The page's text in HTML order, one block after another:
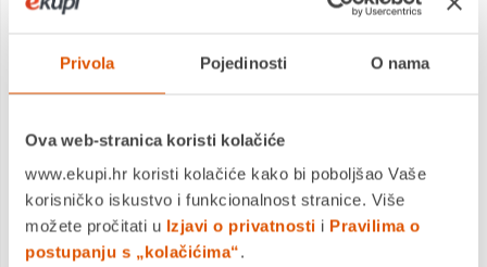
Privola Pojedinosti O nama
Ova web-stranica koristi kolačiće
www.ekupi.hr koristi kolačiće kako bi poboljšao Vaše
korisničko iskustvo i funkcionalnost stranice. Više
možete pročitati u Izjavi o privatnosti i Pravilima o
postupanju s „kolačićima“.
MOGLO BI VAS ZANIMATI I OVO